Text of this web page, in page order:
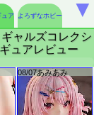
ュア よろずなホビー
ャルズコレクシ
ュアレビュー
▼